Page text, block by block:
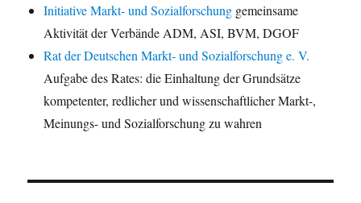
Initiative Markt- und Sozialforschung gemeinsame
Aktivität der Verbände ADM, ASI, BVM, DGOF
Rat der Deutschen Markt- und Sozialforschung e. V.
Aufgabe des Rates: die Einhaltung der Grundsätze
kompetenter, redlicher und wissenschaftlicher Markt-,
Meinungs- und Sozialforschung zu wahren